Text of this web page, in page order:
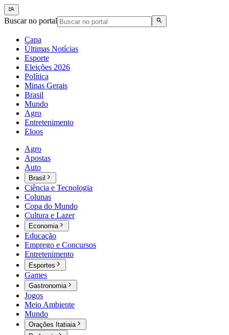
Buscar no portal
Capa
Últimas Notícias
Esporte
Eleições 2026
Política
Minas Gerais
Brasil
Mundo
Agro
Entretenimento
Eloos
Agro
Apostas
Auto
Brasil
Ciência e Tecnologia
Colunas
Copa do Mundo
Cultura e Lazer
Economia
Educação
Emprego e Concursos
Entretenimento
Esportes
Games
Gastronomia
Jogos
Meio Ambiente
Mundo
Orações Itatiaia